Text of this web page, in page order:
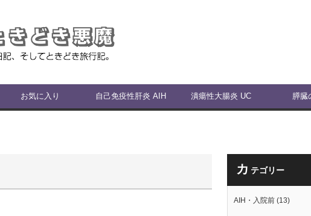
お気に入り 自己免疫性肝炎 AIH 潰瘍性大腸炎 UC 膵臓
カ テゴリー
AIH・入院前 (13)